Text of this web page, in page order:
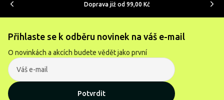
Doprava již od 99,00 Kč
Přihlaste se k odběru novinek na váš e-mail
O novinkách a akcích budete vědět jako první
Potvrdit